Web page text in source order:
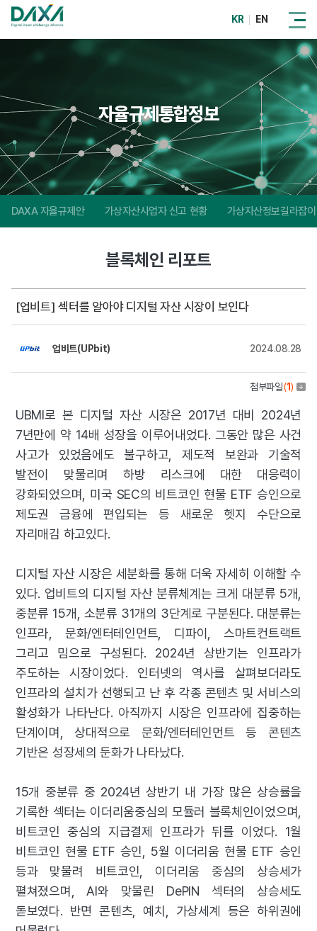
KR EN
자율규제통합정보
DAXA 자율규제안 가상자산사업자 신고 현황 가상자산정보길라잡이
블록체인 리포트
[업비트] 섹터를 알아야 디지털 자산 시장이 보인다
업비트(UPbit) 2024.08.28
첨부파일(1)
UBMI로 본 디지털 자산 시장은 2017년 대비 2024년
7년만에 약 14배 성장을 이루어내었다. 그동안 많은 사건
사고가 있었음에도 불구하고, 제도적 보완과 기술적
발전이 맞물리며 하방 리스크에 대한 대응력이
강화되었으며, 미국 SEC의 비트코인 현물 ETF 승인으로
제도권 금융에 편입되는 등 새로운 헷지 수단으로
자리매김 하고있다.
디지털 자산 시장은 세분화를 통해 더욱 자세히 이해할 수
있다. 업비트의 디지털 자산 분류체계는 크게 대분류 5개,
중분류 15개, 소분류 31개의 3단계로 구분된다. 대분류는
인프라, 문화/엔터테인먼트, 디파이, 스마트컨트랙트
그리고 밈으로 구성된다. 2024년 상반기는 인프라가
주도하는 시장이었다. 인터넷의 역사를 살펴보더라도
인프라의 설치가 선행되고 난 후 각종 콘텐츠 및 서비스의
활성화가 나타난다. 아직까지 시장은 인프라에 집중하는
단계이며, 상대적으로 문화/엔터테인먼트 등 콘텐츠
기반은 성장세의 둔화가 나타났다.
15개 중분류 중 2024년 상반기 내 가장 많은 상승률을
기록한 섹터는 이더리움중심의 모듈러 블록체인이었으며,
비트코인 중심의 지급결제 인프라가 뒤를 이었다. 1월
비트코인 현물 ETF 승인, 5월 이더리움 현물 ETF 승인
등과 맞물려 비트코인, 이더리움 중심의 상승세가
펼쳐졌으며, AI와 맞물린 DePIN 섹터의 상승세도
돋보였다. 반면 콘텐츠, 예치, 가상세계 등은 하위권에